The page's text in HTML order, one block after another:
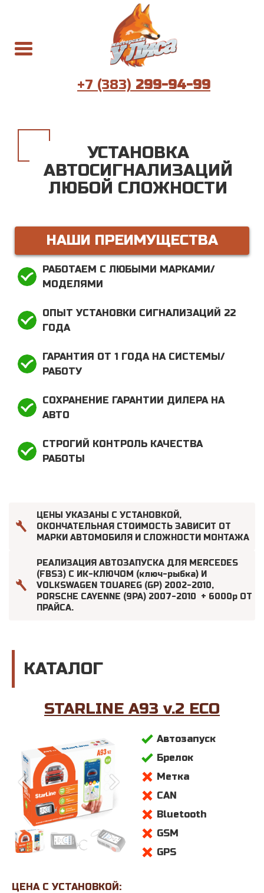
+7 (383) 299-94-99
УСТАНОВКА
АВТОСИГНАЛИЗАЦИЙ
ЛЮБОЙ СЛОЖНОСТИ
НАШИ ПРЕИМУЩЕСТВА
РАБОТАЕМ С ЛЮБЫМИ МАРКАМИ/
МОДЕЛЯМИ
ОПЫТ УСТАНОВКИ СИГНАЛИЗАЦИЙ 22
ГОДА
ГАРАНТИЯ ОТ 1 ГОДА НА СИСТЕМЫ/
РАБОТУ
СОХРАНЕНИЕ ГАРАНТИИ ДИЛЕРА НА
АВТО
СТРОГИЙ КОНТРОЛЬ КАЧЕСТВА
РАБОТЫ
ЦЕНЫ УКАЗАНЫ С УСТАНОВКОЙ,
ОКОНЧАТЕЛЬНАЯ СТОИМОСТЬ ЗАВИСИТ ОТ
МАРКИ АВТОМОБИЛЯ И СЛОЖНОСТИ МОНТАЖА
РЕАЛИЗАЦИЯ АВТОЗАПУСКА ДЛЯ MERCEDES
(FBS3) С ИК-КЛЮЧОМ (ключ-рыбка) И
VOLKSWAGEN TOUAREG (GP) 2002-2010,
PORSCHE CAYENNE (9PA) 2007-2010 + 6000р ОТ
ПРАЙСА.
КАТАЛОГ
STARLINE A93 v.2 ECO
Автозапуск
Брелок
Метка
CAN
Bluetooth
GSM
GPS
ЦЕНА С УСТАНОВКОЙ: